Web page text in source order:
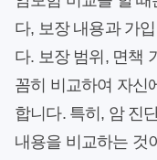
다, 보장 내용과 가
다. 보장 범위, 면책
꼼히 비교하여 자신
합니다. 특히, 암 진
내용을 비교하는 것